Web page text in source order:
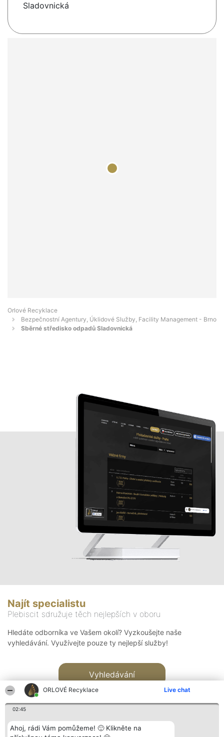
ORLOVÉ Recyklace Live chat
02:45
Ahoj, rádi Vám pomůžeme! 🙂 Klikněte na
Sladovnická
Orlové Recyklace
Bezpečnostní Agentury, Úklidové Služby, Facility Management - Brno
Sběrné středisko odpadů Sladovnická
Najít specialistu
Plebiscit sdružuje těch nejlepších v oboru
Hledáte odborníka ve Vašem okolí? Vyzkoušejte naše
vyhledávání. Využívejte pouze ty nejlepší služby!
Vyhledávání